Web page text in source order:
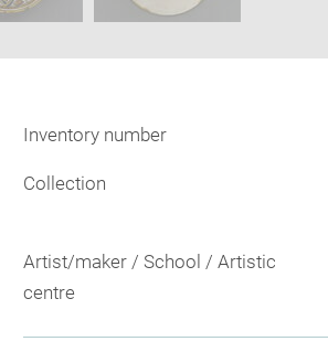
Inventory number
Collection
Artist/maker / School / Artistic
centre